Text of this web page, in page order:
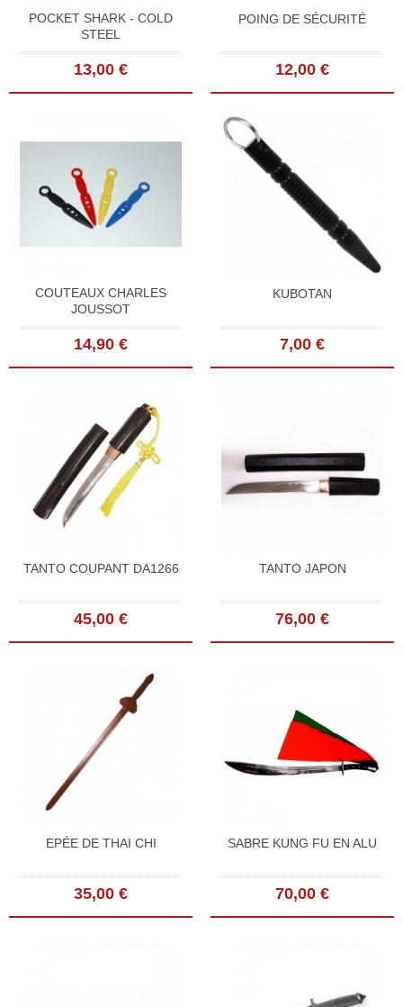
POCKET SHARK - COLD
STEEL
13,00 €
POING DE SÉCURITÉ
12,00 €
COUTEAUX CHARLES
JOUSSOT
14,90 €
KUBOTAN
7,00 €
TANTO COUPANT DA1266
45,00 €
TANTO JAPON
76,00 €
EPÉE DE THAI CHI
35,00 €
SABRE KUNG FU EN ALU
70,00 €